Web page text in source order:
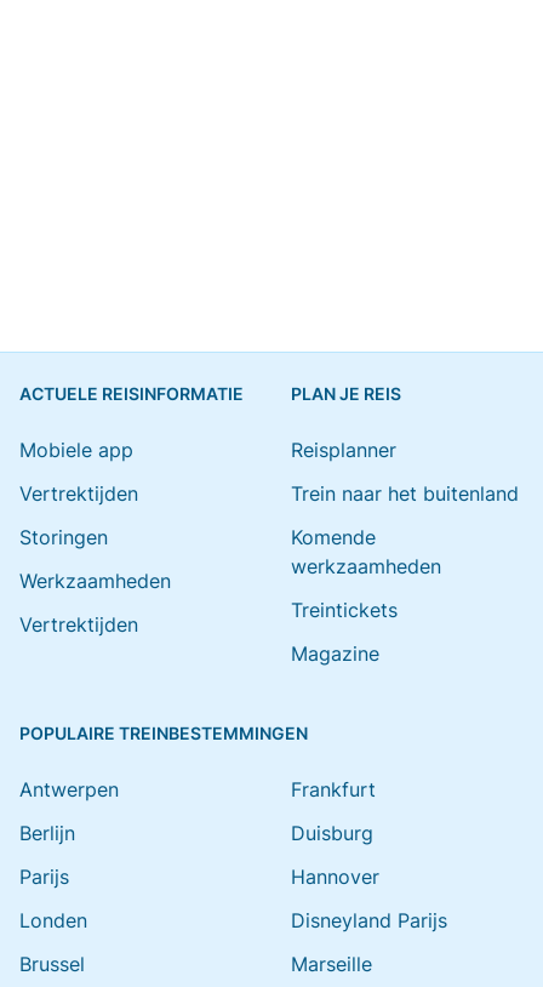
ACTUELE REISINFORMATIE
Mobiele app
Vertrektijden
Storingen
Werkzaamheden
Vertrektijden
PLAN JE REIS
Reisplanner
Trein naar het buitenland
Komende
werkzaamheden
Treintickets
Magazine
POPULAIRE TREINBESTEMMINGEN
Antwerpen
Berlijn
Parijs
Londen
Brussel
Frankfurt
Duisburg
Hannover
Disneyland Parijs
Marseille